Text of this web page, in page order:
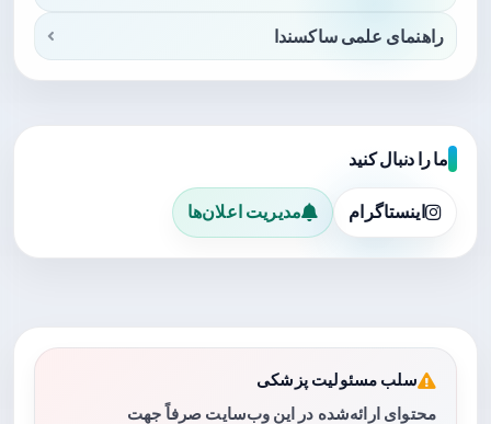
راهنمای علمی ساکسندا
ما را دنبال کنید
اینستاگرام مدیریت اعلان‌ها
سلب مسئولیت پزشکی
محتوای ارائه‌شده در این وب‌سایت صرفاً جهت